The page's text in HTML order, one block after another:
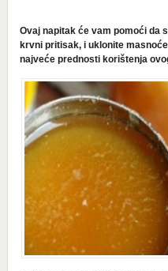
Ovaj napitak će vam pomoći da
krvni pritisak, i uklonite
najveće prednosti korištenja